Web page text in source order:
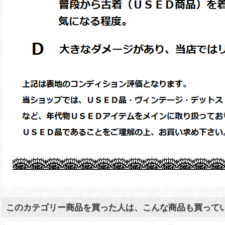
このカテゴリー商品を買った人は、こんな商品も買って